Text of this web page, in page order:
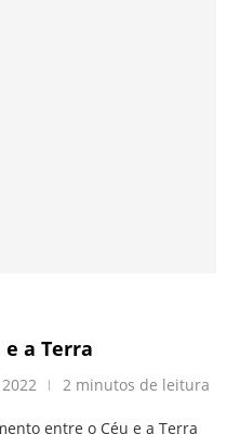
a Terra
2 minutos de leitura
entre o Céu e a Terra